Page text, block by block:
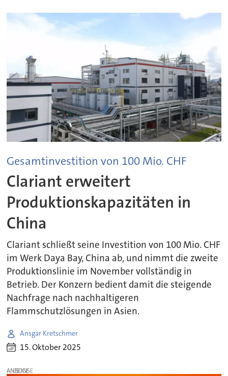
Gesamtinvestition von 100 Mio. CHF
Clariant erweitert
Produktionskapazitäten in
China
Clariant schließt seine Investition von 100 Mio. CHF
im Werk Daya Bay, China ab, und nimmt die zweite
Produktionslinie im November vollständig in
Betrieb. Der Konzern bedient damit die steigende
Nachfrage nach nachhaltigeren
Flammschutzlösungen in Asien.
Ansgar Kretschmer
15. Oktober 2025
ANZEIGE